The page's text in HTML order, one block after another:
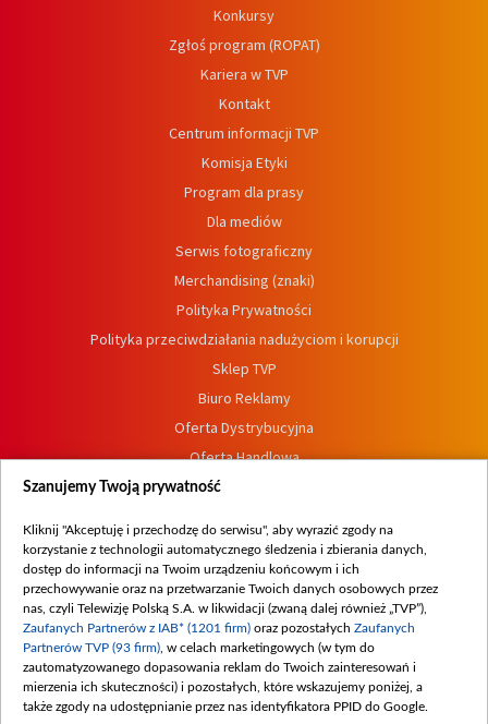
Konkursy
Zgłoś program (ROPAT)
Kariera w TVP
Kontakt
Centrum informacji TVP
Komisja Etyki
Program dla prasy
Dla mediów
Serwis fotograficzny
Merchandising (znaki)
Polityka Prywatności
Polityka przeciwdziałania nadużyciom i korupcji
Sklep TVP
Biuro Reklamy
Oferta Dystrybucyjna
Oferta Handlowa
Dostępność
Procedura zgłoszeń wewnętrznych
Szanujemy Twoją prywatność
Kliknij "Akceptuję i przechodzę do serwisu", aby wyrazić zgody na
korzystanie z technologii automatycznego śledzenia i zbierania danych,
dostęp do informacji na Twoim urządzeniu końcowym i ich
przechowywanie oraz na przetwarzanie Twoich danych osobowych przez
nas, czyli Telewizję Polską S.A. w likwidacji (zwaną dalej również „TVP”),
Zaufanych Partnerów z IAB* (1201 firm) oraz pozostałych Zaufanych
Partnerów TVP (93 firm) , w celach marketingowych (w tym do
zautomatyzowanego dopasowania reklam do Twoich zainteresowań i
mierzenia ich skuteczności) i pozostałych, które wskazujemy poniżej, a
także zgody na udostępnianie przez nas identyfikatora PPID do Google.